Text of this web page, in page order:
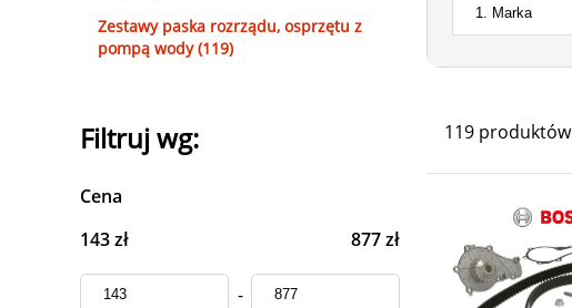
Zestawy paska rozrządu, osprzętu z
pompą wody (119)
Filtruj wg:
Cena
143 zł
877 zł
-
119 produktów